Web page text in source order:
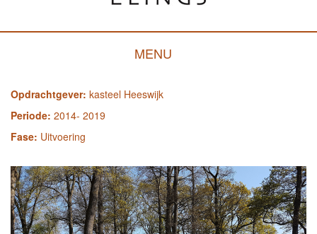
MENU
TO
CONTENT
Opdrachtgever: kasteel Heeswijk
Periode: 2014- 2019
Fase: Uitvoering